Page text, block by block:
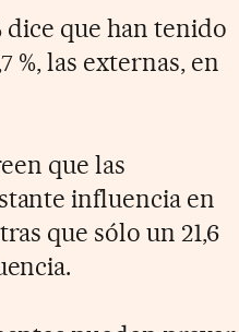
dice que han tenido
%, las externas, en
que las
influencia en
que sólo un 21,6